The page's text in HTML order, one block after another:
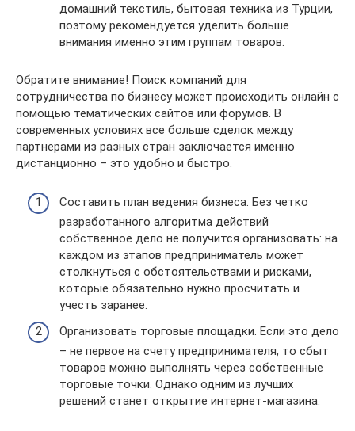
домашний текстиль, бытовая техника из Турции,
поэтому рекомендуется уделить больше
внимания именно этим группам товаров.
Обратите внимание! Поиск компаний для
сотрудничества по бизнесу может происходить онлайн с
помощью тематических сайтов или форумов. В
современных условиях все больше сделок между
партнерами из разных стран заключается именно
дистанционно – это удобно и быстро.
Составить план ведения бизнеса. Без четко
разработанного алгоритма действий
собственное дело не получится организовать: на
каждом из этапов предприниматель может
столкнуться с обстоятельствами и рисками,
которые обязательно нужно просчитать и
учесть заранее.
Организовать торговые площадки. Если это дело
– не первое на счету предпринимателя, то сбыт
товаров можно выполнять через собственные
торговые точки. Однако одним из лучших
решений станет открытие интернет-магазина.